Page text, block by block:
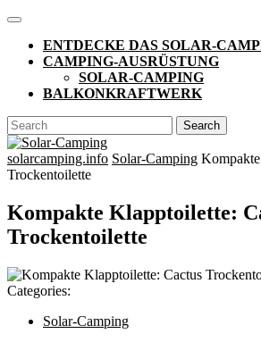
Skip
content
Open
ButtonENTDECKE DAS SOLAR-
CAMPING-AUSRÜSTUNG
SOLAR-CAMPING
BALKONKRAFTWERK
CLOSE
BUTTON
Search
for:
solarcamping.info Solar-Camping
Trockentoilette
Kompakte Klapptoilette:
Trockentoilette
Categories:
Solar-Camping